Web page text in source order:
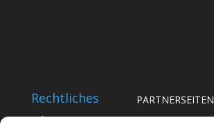
Rechtliches
Impressum
PARTNERSEITEN